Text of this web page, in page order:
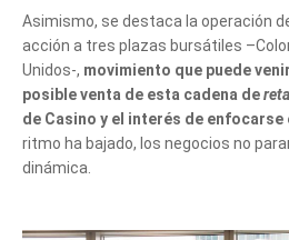
Asimismo, se destaca la operación
acción a tres plazas bursátiles
Unidos-, movimiento que puede
posible venta de esta cadena de
de Casino y el interés de enfocarse
ritmo ha bajado, los negocios no
dinámica.